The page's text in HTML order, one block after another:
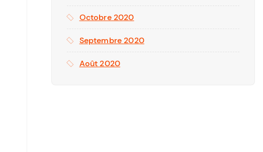
Octobre 2020
Septembre 2020
Août 2020